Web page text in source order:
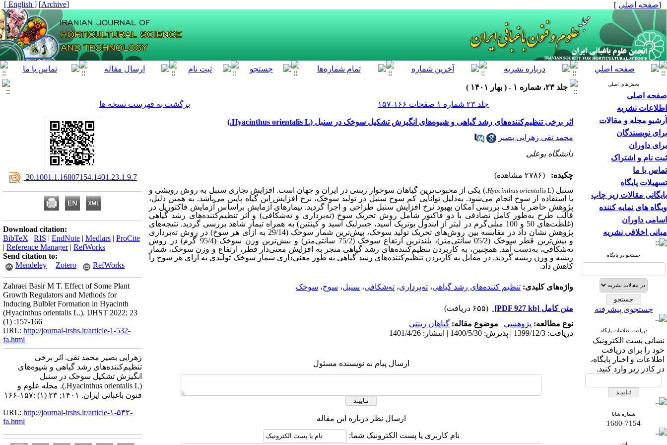
[صفحه اصلی ]
[
Archive
]
[ English ]
بخش‌های اصلی
صفحه اصلی
اطلاعات نشریه
آرشیو مجله و مقالات
برای نویسندگان
برای داوران
ثبت نام و اشتراک
تماس با ما
تسهیلات پایگاه
بایگانی مقالات زیر چاپ
وبگاه های نمایه کننده
اسامی داوران
مبانی اخلاقی نشریه
جستجو در پایگاه
جستجوی پیشرفته
دریافت اطلاعات پایگاه
نشانی پست الکترونیک
خود را برای دریافت
اطلاعات و اخبار پایگاه،
در کادر زیر وارد کنید.
شماره شاپا
1680-7154
جلد ۲۳، شماره ۱ - ( بهار ۱۴۰۱ )
جلد ۲۳ شماره ۱ صفحات ۱۶۶-۱۵۷
برگشت به فهرست نسخه ها
اثر برخی تنظیم‌کننده‌های رشد گیاهی و شیوه‌های انگیزش تشکیل سوخک در سنبل (Hyacinthus orientalis L.)
محمد تقی زهرایی بصیر
دانشگاه بوعلی
چکیده:
(۲۷۸۶ مشاهده)
سنبل (
Hyacinthus orientalisL
.) یکی از محبوب‌‌ترین گیاهان سوخوار زینتی در ایران و جهان است. افزایش تجاری سنبل به روش رویشی و
با استفاده از سوخ انجام می‌‌شود. به‌دلیل توانایی کم سوخ سنبل در تولید سوخک‌، نرخ افزایش این گیاه پایین می‌‌باشد. به همین دلیل،
پژوهش حاضر با هدف بررسی امکان بهبود نرخ افزایش سنبل طراحی و اجرا گردید. تیمارهای آزمایش براساس آزمایش فاکتوریل در
قالب طرح به‌طور کامل تصادفی با دو فاکتور شامل روش تحریک سوخ (ته‌‌برداری و ته‌‌شکافی) و اثر تنظیم‌کننده‌های رشد گیاهی
(غلظت‌های 50 و 100 میلی‌گرم در لیتر از ایندول بوتریک اسید، جیبرلیک اسید و
کینتین) به همراه تیمار شاهد بررسی گردید. نتیجه‌های
پژوهش نشان داد در مقایسه بین روش‌‌های تحریک تولید سوخک، بیش‌‌ترین شمار سوخک (29/14 به ازای هر سوخ) در روش ته‌‌برداری
و
بیش‌‌ترین قطر سوخک (05/2 سانتی‌متر)، بلند‌‌ترین ارتفاع سوخک (75/2 سانتی‌متر) و بیش‌‌ترین وزن سوخک (95/4 گرم) در روش
ته‌‌شکافی، به‌دست آمد. همچنین، به کاربردنتنظیم‌کننده‌های رشد گیاهی منجر به افزایش معنی‌‌دار قطر، ارتفاع و وزن سوخک، شمار
ریشه و وزن ریشه گردید. در مقابل به‌ کاربردن تنظیم‌کننده‌های رشد گیاهی به طور معنی‌‌داری شمار سوخک تولیدی به ازای هر سوخ را
کاهش داد.
واژه‌های کلیدی: تنظیم کننده‌‌های رشد گیاهی، ته‌‌برداری، ته‌‌شکافی، سنبل، سوخ، سوخک
متن کامل [PDF 927 kb]
(۶۵۵ دریافت)
نوع مطالعه: پژوهشي | موضوع مقاله: گیاهان زینتی
دریافت: 1399/12/3 | پذیرش: 1400/5/30 | انتشار: 1401/4/26
ارسال پیام به نویسنده مسئول
ارسال نظر درباره این مقاله
نام کاربری یا پست الکترونیک شما:
‎ 20.1001.1.16807154.1401.23.1.9.7
Download citation:
BibTeX | RIS | EndNote | Medlars | ProCite
| Reference Manager| RefWorks
Send citation to:
Mendeley
Zotero RefWorks
Zahraei Basir M T. Effect of Some Plant
Growth Regulators and Methods for
Inducing Bulblet Formation in Hyacinth
(Hyacinthus orientalis L.). IJHST 2022; 23
(1) :157-166
URL: http://journal-irshs.ir/article-1-532-
fa.html
زهرایی بصیر محمد تقی. اثر برخی
تنظیم‌کننده‌های رشد گیاهی و شیوه‌های
انگیزش تشکیل سوخک در سنبل
(Hyacinthus orientalis L.). مجله علوم و
فنون باغبانی ایران. ۱۴۰۱; ۲۳ (۱) :۱۵۷-۱۶۶
URL: http://journal-irshs.ir/article-۱-۵۳۲-
fa.html